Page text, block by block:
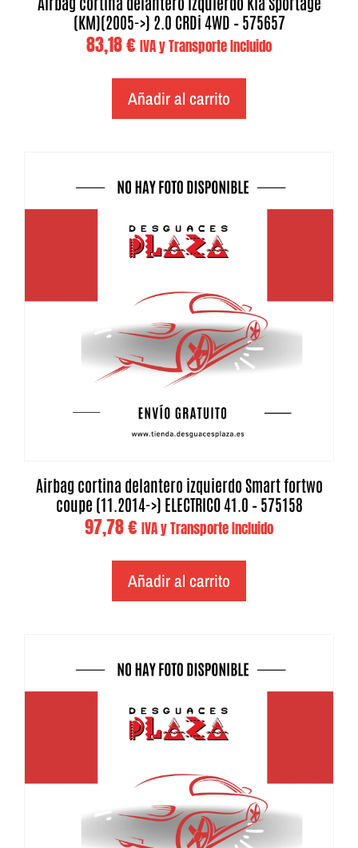
(KM)(2005->) 2.0 CRDi 4WD – 575657
83,18€ IVA y Transporte Incluido
Añadir al carrito
Airbag cortina delantero izquierdo Smart fortwo
coupe (11.2014->) ELECTRICO 41.0 – 575158
97,78€ IVA y Transporte Incluido
Añadir al carrito